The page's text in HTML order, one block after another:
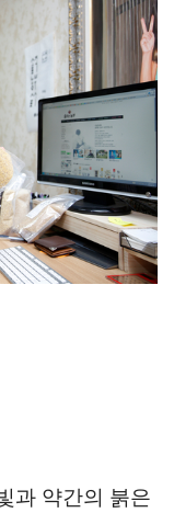
과 약간의 붉은